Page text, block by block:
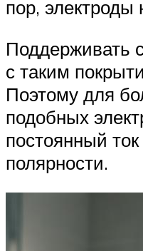
пор, электроды
Поддерживать
с таким
Поэтому для
подобных
постоянный
полярности.